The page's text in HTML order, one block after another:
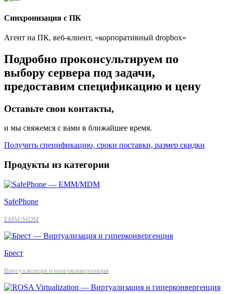
Синхронизация с ПК
Агент на ПК, веб-клиент, «корпоративный dropbox»
Подробно проконсультируем по
выбору сервера под задачи,
предоставим спецификацию и цену
Оставьте свои контакты,
и мы свяжемся с вами в ближайшее время.
Получить спецификацию, сроки поставки, размер скидки
Продукты из категории
SafePhone
EMM/MDM
Брест
Виртуализация и гиперконвергенция